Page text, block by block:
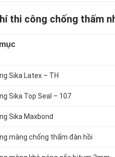
thi công chống thấm
Sika Latex – TH
Sika Top Seal – 107
Sika Maxbond
màng chống thấm đàn hồi